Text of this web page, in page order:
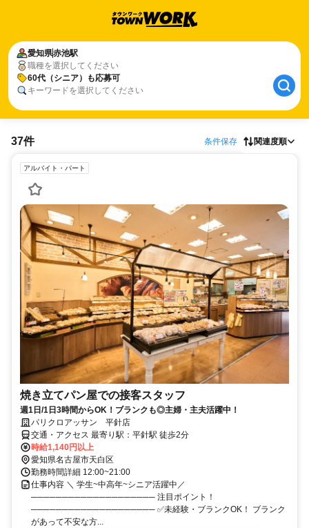
愛知県赤池駅
職種を選択してください
60代（シニア）も応募可
キーワードを選択してください
37件 条件保存 関連度順
アルバイト・パート
焼き立てパン屋での接客スタッフ
週1日/1日3時間からOK！ブランクも◎主婦・主夫活躍中！
パリクロアッサン 平針店
交通・アクセス 最寄り駅：平針駅 徒歩2分
時給1,140円以上
愛知県名古屋市天白区
勤務時間詳細 12:00~21:00
仕事内容 ＼ 学生~中高年~シニア活躍中／
──────────────────── 注目ポイント！
──────────────────── ✅未経験・ブランクOK！ ブランク
があって不安な方...